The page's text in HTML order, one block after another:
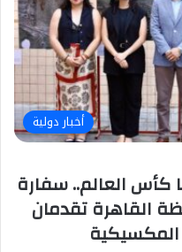
أخبار دولية
كأس العالم.. سفارة
القاهرة تقدمان